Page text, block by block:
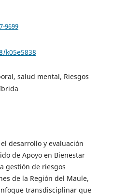
9699
k05e5838
salud mental, Riesgos
desarrollo y evaluación
de Apoyo en Bienestar
gestión de riesgos
de la Región del Maule,
transdisciplinar que